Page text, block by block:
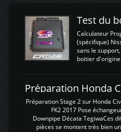
Calculateur
(spécifique)
sans le
boitier
d'envoyer
dans le boitier.
La sortie 0-5V
l'entrée AN
Analogique, et
tension (Pas
Préparation Stage 2 sur Honda
FK2 2017 Pose
Downpipe Décata TegiwaCes
pièces se montent très bien